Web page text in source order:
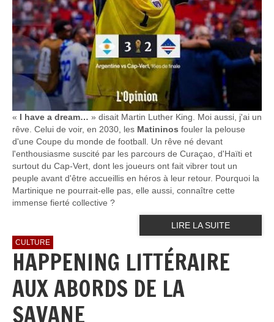
« I have a dream… » disait Martin Luther King. Moi aussi, j'ai un
rêve. Celui de voir, en 2030, les Matininos fouler la pelouse
d'une Coupe du monde de football. Un rêve né devant
l'enthousiasme suscité par les parcours de Curaçao, d'Haïti et
surtout du Cap-Vert, dont les joueurs ont fait vibrer tout un
peuple avant d'être accueillis en héros à leur retour. Pourquoi la
Martinique ne pourrait-elle pas, elle aussi, connaître cette
immense fierté collective ?
LIRE LA SUITE
CULTURE
HAPPENING LITTÉRAIRE
AUX ABORDS DE LA
SAVANE